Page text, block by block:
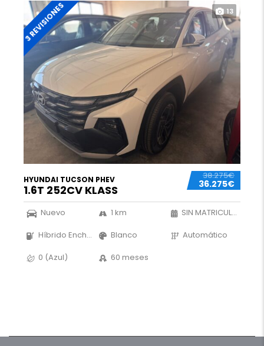
3 REVISIONES 13
38.275€
36.275€
HYUNDAI TUCSON PHEV
1.6T 252CV KLASS
Nuevo 1 km
SIN MATRICULAR
Híbrido Enchufable
Blanco
Automático
0 (Azul)
60 meses